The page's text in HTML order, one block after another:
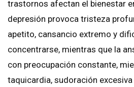
trastornos afectan el bienestar
depresión provoca tristeza
apetito, cansancio extremo y
concentrarse, mientras que la
con preocupación constante,
taquicardia, sudoración